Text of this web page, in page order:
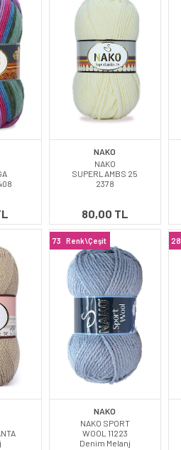
NAKO
NAKO
SUPERLAMBS 25
2378
80,00 TL
73 Renk\Çeşit
NAKO
NAKO SPORT
WOOL 11223
Denim Melanj
28